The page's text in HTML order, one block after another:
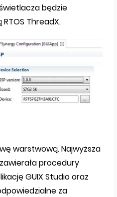
będzie
ThreadX.
warstwową. Najwyższa
procedury
GUIX Studio oraz
za